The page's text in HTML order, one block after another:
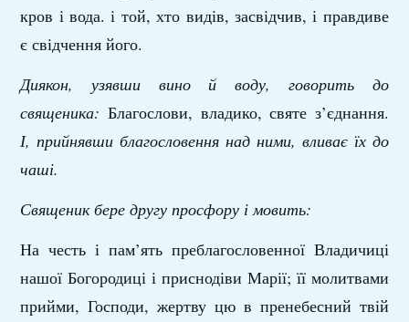
кров і вода. і той, хто видів, засвідчив, і правдиве
є свідчення його.
Диякон, узявши вино й воду, говорить до
священика: Благослови, владико, святе з’єднання.
І, прийнявши благословення над ними, вливає їх до
чаші.
Священик бере другу просфору і мовить:
На честь і пам’ять преблагословенної Владичиці
нашої Богородиці і приснодіви Марії; її молитвами
прийми, Господи, жертву цю в пренебесний твій